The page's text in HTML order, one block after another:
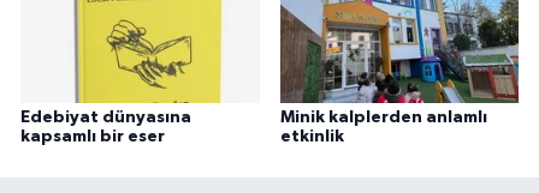
Edebiyat dünyasına
kapsamlı bir eser
Minik kalplerden anlamlı
etkinlik